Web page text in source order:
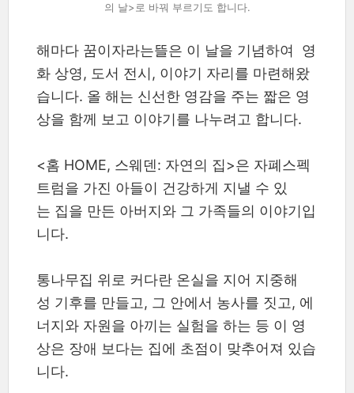
의 날>로 바꿔 부르기도 합니다.
해마다 꿈이자라는뜰은 이 날을 기념하여 영
화 상영, 도서 전시, 이야기 자리를 마련해왔
습니다. 올 해는 신선한 영감을 주는 짧은 영
상을 함께 보고 이야기를 나누려고 합니다.
<홈 HOME, 스웨덴: 자연의 집>은 자폐스펙
트럼을 가진 아들이 건강하게 지낼 수 있
는 집을 만든 아버지와 그 가족들의 이야기입
니다.
통나무집 위로 커다란 온실을 지어 지중해
성 기후를 만들고, 그 안에서 농사를 짓고, 에
너지와 자원을 아끼는 실험을 하는 등 이 영
상은 장애 보다는 집에 초점이 맞추어져 있습
니다.